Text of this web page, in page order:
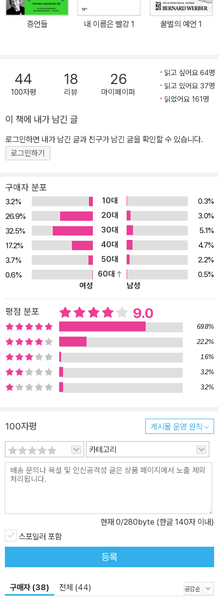
란 상태에 빠진다. 이때를 틈타 가부장제와 성경을 근본으로 한 전체
주의 국가 〈길리아드〉가 일어나 국민들을 폭력적으로 억압하는데, 특
히 여성들을 여러 계급으로 분류하여, 교묘하게 통제하고 착취하기
아이를 수태하도록 강요받는다.오늘날 환상 소설은 그동안 주류 문화
에 가려지고 침묵당해 온 것들을 다시 드러내 보여주고 잃어버린 목
소리를 되찾아준다는 점에서 중요한 의의를 갖는다. 그것은 기존의
색하고 제시해 준다. ― 환상문학전집을 기획하며 , 서울대 영문과 김
성곤 교수 <환상>은 <현실>과 더불어 문학, 아니 삶의 중요한 두 가
지 구성 요소이다. 인간은 눈을 들어 경이로운 세계를 바라보고, 미지
만들어왔다. 언뜻 보면 <환상>은 백일몽처럼 헛된 것이지만 실제로
는 비루한 현재와는 또 다른 현실을 만들어내는 능력이다. 그리고 작
가들은 유난히 예민한 환상의 더듬이를 가지고 또 다른 미래를 꿈꾸
는 사람들이라 할 수 있다. 근대 이후 한국 문학은 오랫동안 환상이 결
핍된 상태의 문학을 제일로 여겨왔다. 이성 중심의 계몽주의적 문학
이 한국 문학의 주류를 이루어왔으며, 그것은 문학을 과도하게 현실
에 얽매어 버렸다. 특히 1980년대에는 문학이 현실에 기울어지면서
미적 자율성을 잃어버린 채 표류했다. 1990년대 문학은 내적 성찰에
록하는 또 다른 현실을 상당히 회복했다. 그러나 아직 한국 문학은 그
다지 비루한 현실에서 자유롭지 않으며, 상상력을 종횡무진으로 사용
하는, 자유롭고 활달한 이야기의 세계로 나아가지 못하고 있다. (주)
황금가지는 그동안 지속적으로 현실 바깥의 또 다른 현실을 다루는
문학 행위에 관심을 기울여 왔다. 드래곤라자와 반지의 제왕 등의 판
타지 소설과 셜록 홈즈 전집, 아르센 뤼팽 전집, 애거서 크리스티 전집
간의 상상력이 닿을 수 있는 가장 깊숙한 곳에서 나온 여러 작품들을
차례로 소개할 예정이다. 인간 내면의 악마성을 다룬 호프만의 악마
의 묘약, 고딕 소설의 효시인 호레이스 월폴의 오트란토 성, 항해 중
난파되어 동료의 살을 뜯어 먹을 수밖에 없는 극한 상황에 몰린 인간
을 다룬 애드거 앨런 포의 아서 고든 핌의 모험, 21세기 중반의 미국
의 어둠 가득한 내면을 다룬 도리스 레싱의 생존자의 회고록 등을 비
롯하여, 서양 판타지의 세계에 동양적 현실을 접합시켜 새로운 스타
일의 판타지 소설을 써낸 레이먼드 파이스트의 마법사와 제국의 딸이
1차분으로 나왔다. 이후 황금가지에서는 셰익스피어, 발자크, 호손,멜
포, 판타지, SF 등 여러 장르를 넘나들면서 환상 문학의 걸작들을 펴
증언들 내 이름은 빨강 1 꿀벌의 예언 1
44
100자평
18
리뷰
26
마이페이퍼
읽고 싶어요 64명
읽고 있어요 37명
읽었어요 161명
이 책에 내가 남긴 글
로그인하면 내가 남긴 글과 친구가 남긴 글을 확인할 수 있습니다.
로그인하기
구매자 분포
3.2% 10대
0.3%
26.9%
20대
3.0%
32.5%
30대
5.1%
17.2%
40대
4.7%
3.7%
50대
2.2%
0.6%
60대
0.5%
여성
남성
평점 분포 9.0
69.8%
22.2%
1.6%
3.2%
3.2%
100자평 게시물 운영 원칙
카테고리
현재 0/280byte (한글 140자 이내)
스포일러 포함
등록
구매자 (38) 전체 (44)